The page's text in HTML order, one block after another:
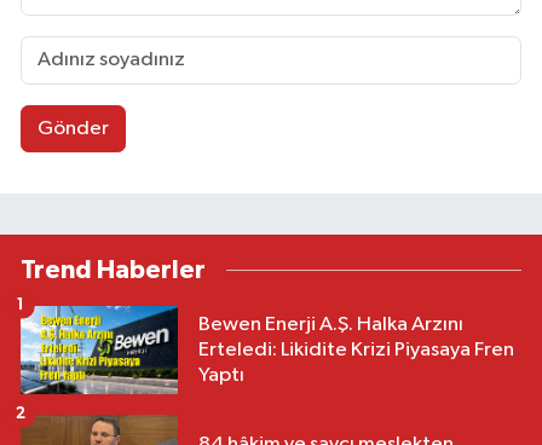
Gönder
Trend Haberler
Bewen Enerji A.Ş. Halka Arzını
Erteledi: Likidite Krizi Piyasaya Fren
Yaptı
2